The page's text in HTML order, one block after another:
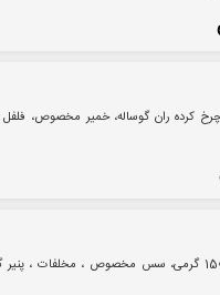
کرده ران گوساله، خمیر مخصوص، فلفل
نان تست شده، برگر 150 گرمی، سس مخصوص ، مخلفات ،